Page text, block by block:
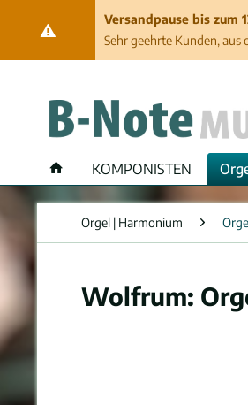
Versandpause bis zum
Sehr geehrte Kunden, aus
KOMPONISTEN
Orgel | Harmonium
Wolfrum: